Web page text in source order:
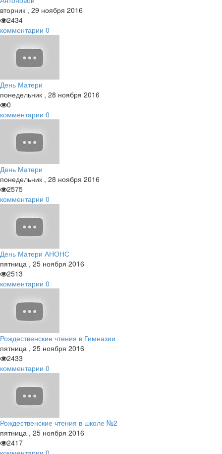
вторник , 29 ноября 2016
2434
комментарии 0
День Матери
понедельник , 28 ноября 2016
0
комментарии 0
День Матери
понедельник , 28 ноября 2016
2575
комментарии 0
День Матери АНОНС
пятница , 25 ноября 2016
2513
комментарии 0
Рождественские чтения в Гимназии
пятница , 25 ноября 2016
2433
комментарии 0
Рождественские чтения в школе №2
пятница , 25 ноября 2016
2417